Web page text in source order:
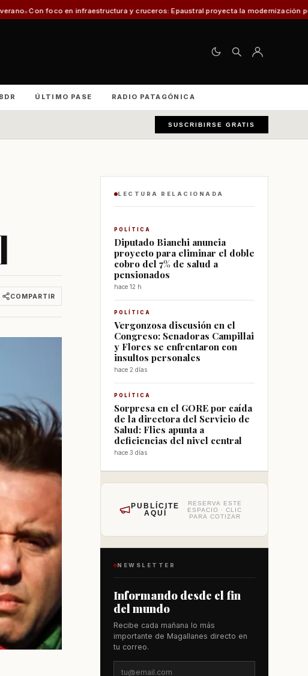
y cruceros: Epaustral proyecta la modernización portuaria para el
BDR ÚLTIMO PASE RADIO PATAGÓNICA
SUSCRIBIRSE GRATIS
COMPARTIR
LECTURA RELACIONADA
POLÍTICA
Diputado Bianchi anuncia
proyecto para eliminar el doble
cobro del 7% de salud a
pensionados
hace 12 h
POLÍTICA
Vergonzosa discusión en el
Congreso: Senadoras Campillai
y Flores se enfrentaron con
insultos personales
hace 2 días
POLÍTICA
Sorpresa en el GORE por caída
de la directora del Servicio de
Salud: Flies apunta a
deficiencias del nivel central
hace 3 días
PUBLÍCITE
AQUÍ
RESERVA ESTE
ESPACIO · CLIC
PARA COTIZAR
NEWSLETTER
Informando desde el fin
del mundo
Recibe cada mañana lo más
importante de Magallanes directo en
tu correo.